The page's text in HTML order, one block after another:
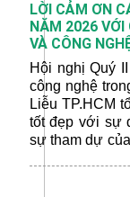
LỜI CẢM ƠN
NĂM 2026 VỚI
VÀ CÔNG
Hội nghị Quý
công nghệ
Liễu TP.HCM
tốt đẹp với sự
sự tham dự
Tỉnh/Thành